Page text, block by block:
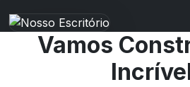
Vamos